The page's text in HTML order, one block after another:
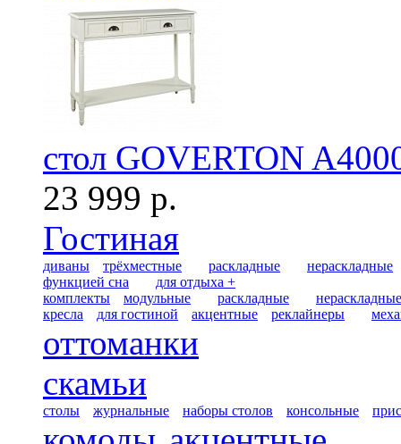
стол GOVERTON
23 999 р.
Гостиная
диваны трёхместные раскладные
нераскладные
функцией сна
для отдыха +
комплекты
модульные раскладные
нераскладные
кресла
для гостиной акцентные реклайнеры
оттоманки
скамьи
столы журнальные наборы столов консольные